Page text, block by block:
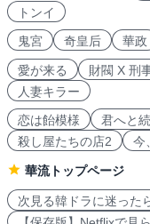
トンイ
鬼宮
奇皇后 華政
愛が来る 財閥 X 刑
人妻キラー
恋は飴模様
君へと
殺し屋たちの店2
今
華流トップページ
次見る韓ドラに迷った